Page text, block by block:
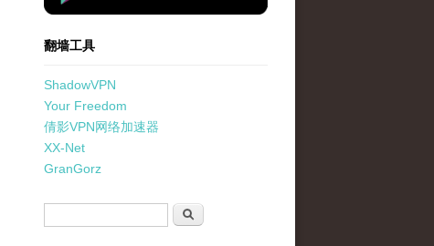
翻墙工具
ShadowVPN
Your Freedom
倩影VPN网络加速器
XX-Net
GranGorz
搜索